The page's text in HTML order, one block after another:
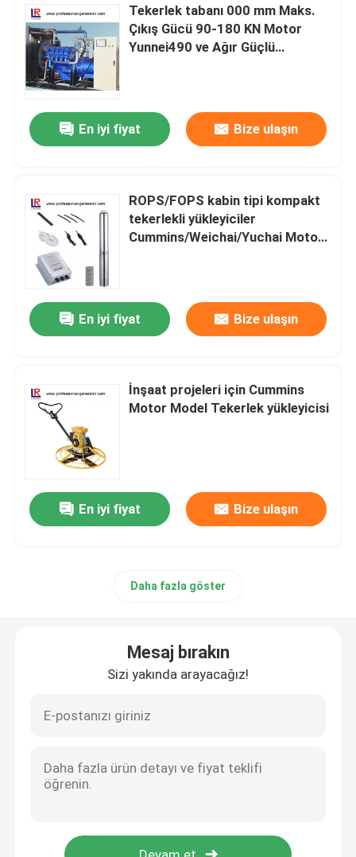
Tekerlek tabanı 000 mm Maks.
Çıkış Gücü 90-180 KN Motor
Yunnei490 ve Ağır Güçlü
En iyi fiyat Bize ulaşın
ROPS/FOPS kabin tipi kompakt
tekerlekli yükleyiciler
Cummins/Weichai/Yuchai Motor
En iyi fiyat Bize ulaşın
İnşaat projeleri için Cummins
Motor Model Tekerlek yükleyicisi
En iyi fiyat Bize ulaşın
Daha fazla göster
Mesaj bırakın
Sizi yakında arayacağız!